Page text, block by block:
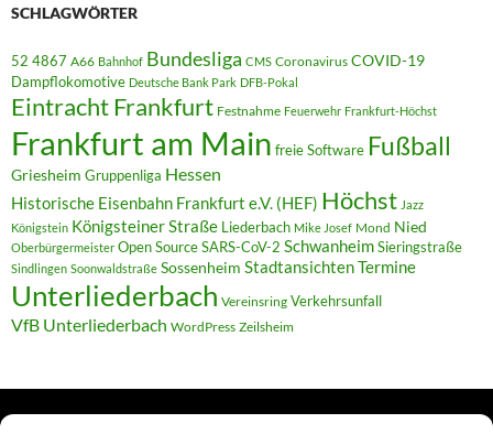
SCHLAGWÖRTER
52 4867 A66 Bahnhof Bundesliga CMS Coronavirus COVID-19
Dampflokomotive Deutsche Bank Park DFB-Pokal
Eintracht Frankfurt Festnahme Feuerwehr Frankfurt-Höchst
Frankfurt am Main freie Software Fußball
Griesheim Gruppenliga Hessen
Historische Eisenbahn Frankfurt e.V. (HEF) Höchst Jazz
Königstein Königsteiner Straße Liederbach Mike Josef Mond Nied
Oberbürgermeister Open SourceSARS-CoV-2 SchwanheimSieringstraße
Sindlingen Soonwaldstraße Sossenheim StadtansichtenTermine
Unterliederbach Vereinsring Verkehrsunfall
VfB Unterliederbach WordPress Zeilsheim